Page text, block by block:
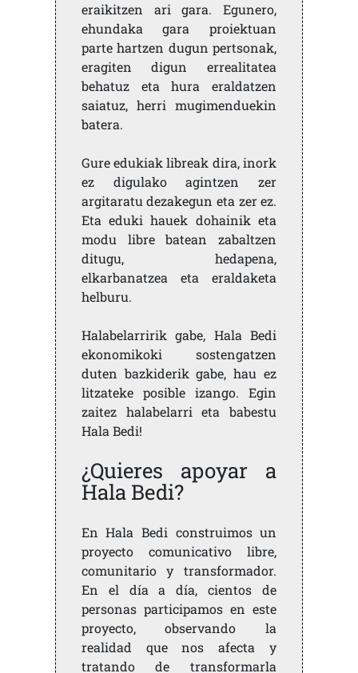
eraikitzen ari gara. Egunero,
ehundaka gara proiektuan
parte hartzen dugun pertsonak,
eragiten digun errealitatea
behatuz eta hura eraldatzen
saiatuz, herri mugimenduekin
batera.
Gure edukiak libreak dira, inork
ez digulako agintzen zer
argitaratu dezakegun eta zer ez.
Eta eduki hauek dohainik eta
modu libre batean zabaltzen
ditugu, hedapena,
elkarbanatzea eta eraldaketa
helburu.
Halabelarririk gabe, Hala Bedi
ekonomikoki sostengatzen
duten bazkiderik gabe, hau ez
litzateke posible izango. Egin
zaitez halabelarri eta babestu
Hala Bedi!
¿Quieres apoyar a
Hala Bedi?
En Hala Bedi construimos un
proyecto comunicativo libre,
comunitario y transformador.
En el día a día, cientos de
personas participamos en este
proyecto, observando la
realidad que nos afecta y
tratando de transformarla